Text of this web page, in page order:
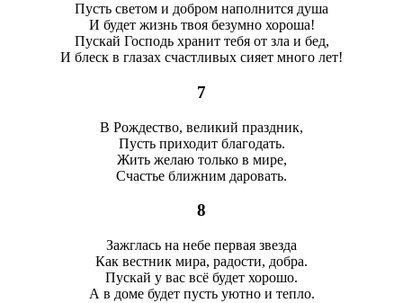
Пусть светом и добром наполнится душа
И будет жизнь твоя безумно хороша!
Пускай Господь хранит тебя от зла и бед,
И блеск в глазах счастливых сияет много лет!
7
В Рождество, великий праздник,
Пусть приходит благодать.
Жить желаю только в мире,
Счастье ближним даровать.
8
Зажглась на небе первая звезда
Как вестник мира, радости, добра.
Пускай у вас всё будет хорошо.
А в доме будет пусть уютно и тепло.